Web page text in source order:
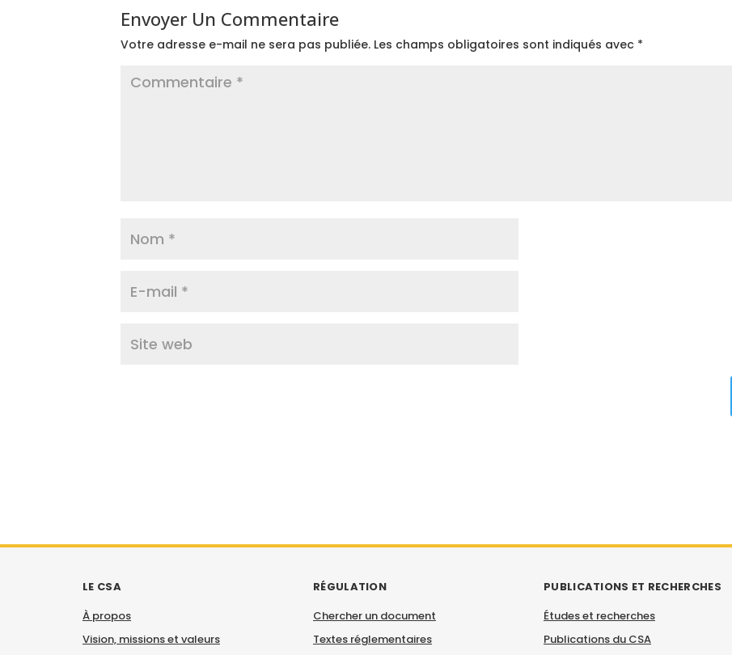
Envoyer Un Commentaire
Votre adresse e-mail ne sera pas publiée. Les champs obligatoires sont indiqués avec *
LE CSA
À propos
Vision, missions et valeurs
RÉGULATION
Chercher un document
Textes réglementaires
PUBLICATIONS ET RECHERCHES
Études et recherches
Publications du CSA